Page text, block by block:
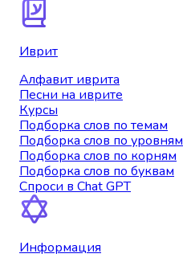
Иврит
Алфавит иврита
Песни на иврите
Курсы
Подборка слов по темам
Подборка слов по уровням
Подборка слов по корням
Подборка слов по буквам
Спроси в Chat GPT
Информация